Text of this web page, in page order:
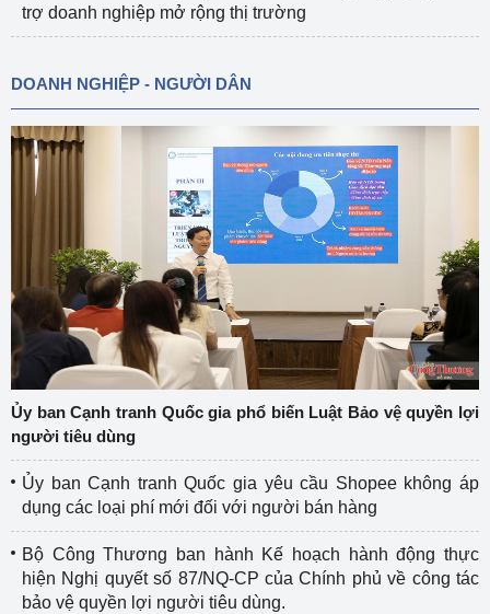
trợ doanh nghiệp mở rộng thị trường
DOANH NGHIỆP - NGƯỜI DÂN
Ủy ban Cạnh tranh Quốc gia phổ biến Luật Bảo vệ quyền lợi
người tiêu dùng
Ủy ban Cạnh tranh Quốc gia yêu cầu Shopee không áp
dụng các loại phí mới đối với người bán hàng
Bộ Công Thương ban hành Kế hoạch hành động thực
hiện Nghị quyết số 87/NQ-CP của Chính phủ về công tác
bảo vệ quyền lợi người tiêu dùng.